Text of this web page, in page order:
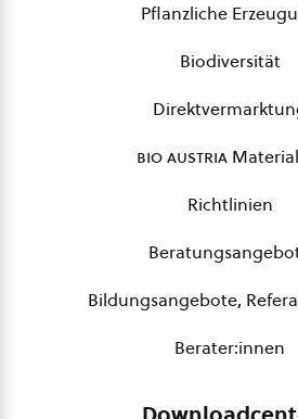
Pflanzliche
Biodiversität
bio austria
Richtlinien
Bildungsangebote,
Berater:innen